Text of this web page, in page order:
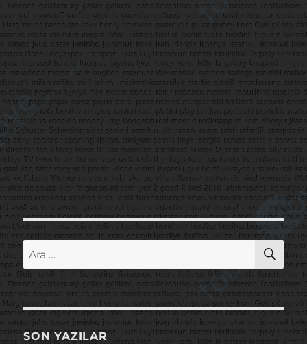
Ara:
SON YAZILAR